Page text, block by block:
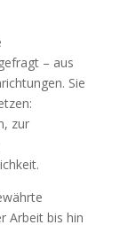
– aus
Sie
zur
Arbeit bis hin